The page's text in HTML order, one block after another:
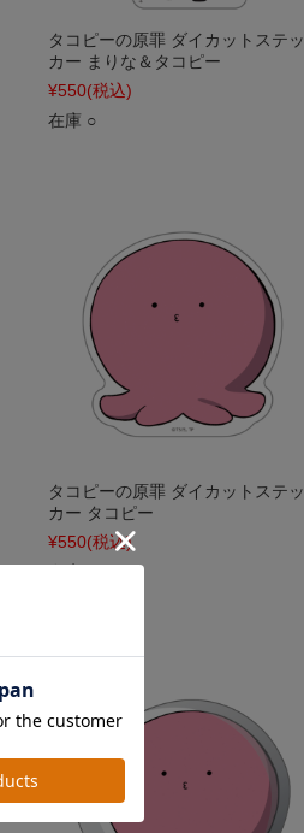
タコピーの原罪 ダイカットステッ
カー まりな＆タコピー
¥550(税込)
在庫 ○
タコピーの原罪 ダイカットステッ
カー タコピー
¥550(税込)